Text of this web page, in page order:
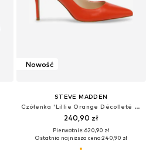
Nowość
STEVE MADDEN
Czółenka 'Lillie Orange Décolleté Shoes'
240,90 zł
Pierwotnie: 620,90 zł
Ostatnia najniższa cena:240,90 zł